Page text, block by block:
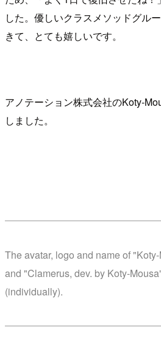
した。優しいクラスメソッドグル
きて、とても嬉しいです。
アノテーション株式会社のKoty-
しました。
The avatar, logo and name of
and "Clamerus, dev. by Koty-
(individually).